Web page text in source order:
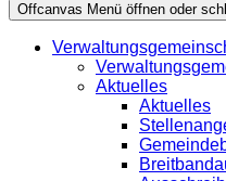
Offcanvas Menü öffnen oder
Aktuelles
Aktuelles